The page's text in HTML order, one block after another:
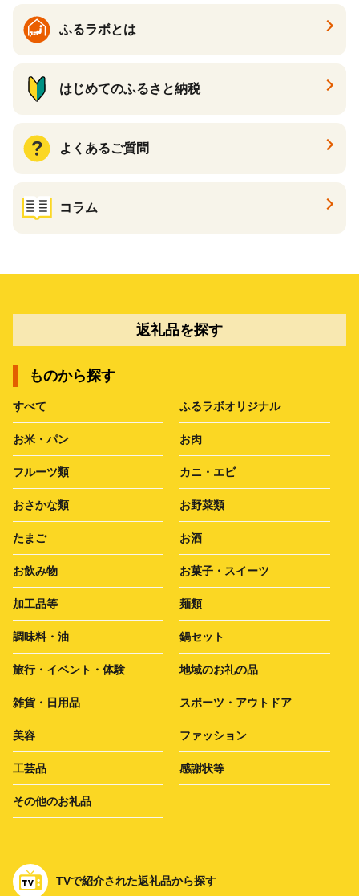
ふるラボとは
はじめてのふるさと納税
よくあるご質問
コラム
返礼品を探す
ものから探す
すべて ふるラボオリジナル
お米・パン お肉
フルーツ類 カニ・エビ
おさかな類 お野菜類
たまご お酒
お飲み物 お菓子・スイーツ
加工品等 麺類
調味料・油 鍋セット
旅行・イベント・体験 地域のお礼の品
雑貨・日用品 スポーツ・アウトドア
美容 ファッション
工芸品 感謝状等
その他のお礼品
TVで紹介された返礼品から探す